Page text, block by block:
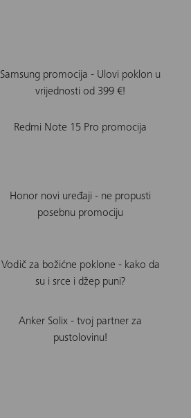
Samsung promocija - Ulovi poklon u
vrijednosti od 399 €!
Redmi Note 15 Pro promocija
Honor novi uređaji - ne propusti
posebnu promociju
Vodič za božićne poklone - kako da
su i srce i džep puni?
Anker Solix - tvoj partner za
pustolovinu!